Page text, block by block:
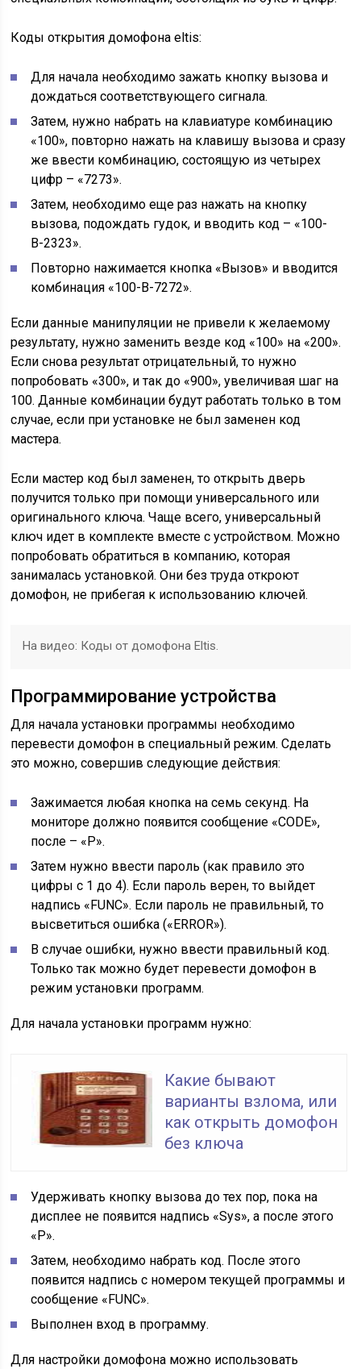
Коды открытия домофона eltis:
Для начала необходимо зажать кнопку вызова и
дождаться соответствующего сигнала.
Затем, нужно набрать на клавиатуре комбинацию
«100», повторно нажать на клавишу вызова и сразу
же ввести комбинацию, состоящую из четырех
цифр – «7273».
Затем, необходимо еще раз нажать на кнопку
вызова, подождать гудок, и вводить код – «100-
В-2323».
Повторно нажимается кнопка «Вызов» и вводится
комбинация «100-В-7272».
Если данные манипуляции не привели к желаемому
результату, нужно заменить везде код «100» на «200».
Если снова результат отрицательный, то нужно
попробовать «300», и так до «900», увеличивая шаг на
100. Данные комбинации будут работать только в том
случае, если при установке не был заменен код
мастера.
Если мастер код был заменен, то открыть дверь
получится только при помощи универсального или
оригинального ключа. Чаще всего, универсальный
ключ идет в комплекте вместе с устройством. Можно
попробовать обратиться в компанию, которая
занималась установкой. Они без труда откроют
домофон, не прибегая к использованию ключей.
На видео: Коды от домофона Eltis.
Программирование устройства
Для начала установки программы необходимо
перевести домофон в специальный режим. Сделать
это можно, совершив следующие действия:
Зажимается любая кнопка на семь секунд. На
мониторе должно появится сообщение «CODE»,
после – «Р».
Затем нужно ввести пароль (как правило это
цифры с 1 до 4). Если пароль верен, то выйдет
надпись «FUNC». Если пароль не правильный, то
высветиться ошибка («ERROR»).
В случае ошибки, нужно ввести правильный код.
Только так можно будет перевести домофон в
режим установки программ.
Для начала установки программ нужно:
Какие бывают
варианты взлома, или
как открыть домофон
без ключа
Удерживать кнопку вызова до тех пор, пока на
дисплее не появится надпись «Sys», а после этого
«Р».
Затем, необходимо набрать код. После этого
появится надпись с номером текущей программы и
сообщение «FUNC».
Выполнен вход в программу.
Для настройки домофона можно использовать